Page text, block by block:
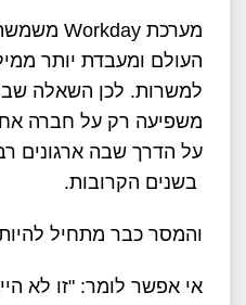
מערכת Workday משמשת
העולם ומעבדת יותר
למשרות. לכן השאלה
משפיעה רק על חברה
על הדרך שבה ארגונים
בשנים הקרובות.
והמסר כבר מתחיל
אי אפשר לומר: "זו לא